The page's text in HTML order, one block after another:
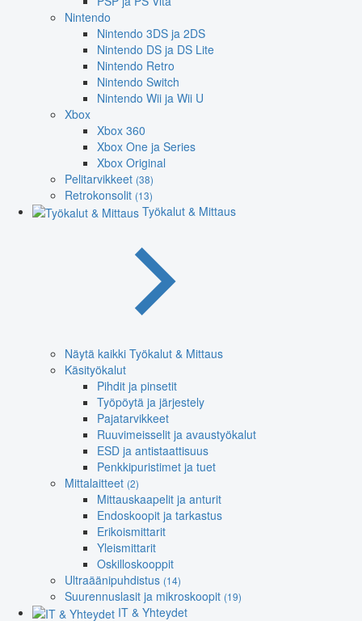
Nintendo
Nintendo 3DS ja 2DS
Nintendo DS ja DS Lite
Nintendo Retro
Nintendo Switch
Nintendo Wii ja Wii U
Xbox
Xbox 360
Xbox One ja Series
Xbox Original
Pelitarvikkeet (38)
Retrokonsolit (13)
Työkalut & Mittaus
Näytä kaikki Työkalut & Mittaus
Käsityökalut
Pihdit ja pinsetit
Työpöytä ja järjestely
Pajatarvikkeet
Ruuvimeisselit ja avaustyökalut
ESD ja antistaattisuus
Penkkipuristimet ja tuet
Mittalaitteet (2)
Mittauskaapelit ja anturit
Endoskoopit ja tarkastus
Erikoismittarit
Yleismittarit
Oskilloskooppit
Ultraäänipuhdistus (14)
Suurennuslasit ja mikroskoopit (19)
IT & Yhteydet